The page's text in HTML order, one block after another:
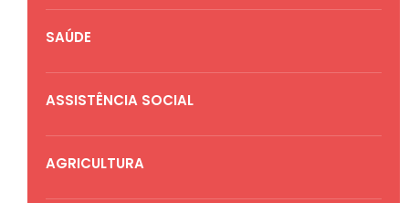
SAÚDE
ASSISTÊNCIA SOCIAL
AGRICULTURA